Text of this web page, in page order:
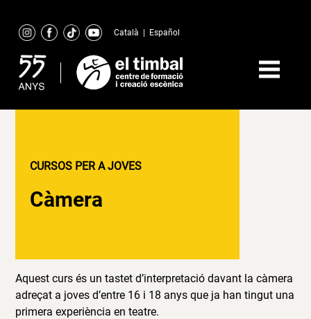
content
Català Español
CURSOS PER A JOVES
Càmera
Aquest curs és un tastet d’interpretació davant la càmera
adreçat a joves d’entre 16 i 18 anys que ja han tingut una
primera experiència en teatre.